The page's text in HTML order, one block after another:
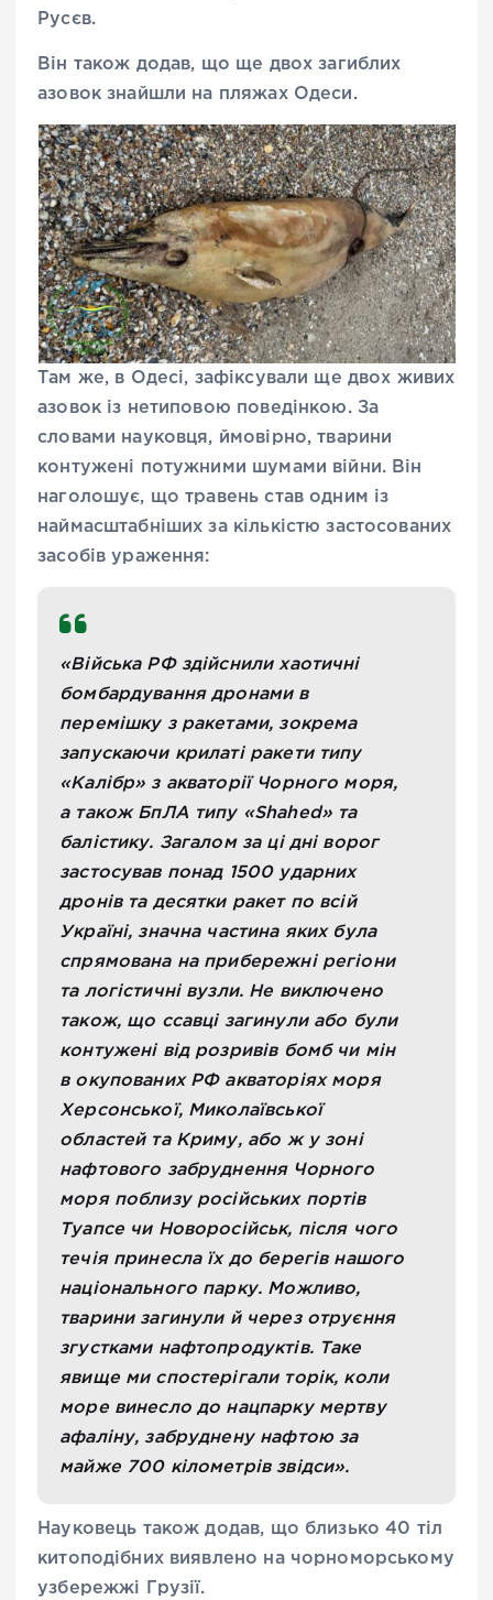
Русєв.
Він також додав, що ще двох загиблих
азовок знайшли на пляжах Одеси.
Там же, в Одесі, зафіксували ще двох живих
азовок із нетиповою поведінкою. За
словами науковця, ймовірно, тварини
контужені потужними шумами війни. Він
наголошує, що травень став одним із
наймасштабніших за кількістю застосованих
засобів ураження:
«Війська РФ здійснили хаотичні
бомбардування дронами в
перемішку з ракетами, зокрема
запускаючи крилаті ракети типу
«Калібр» з акваторії Чорного моря,
а також БпЛА типу «Shahed» та
балістику. Загалом за ці дні ворог
застосував понад 1500 ударних
дронів та десятки ракет по всій
Україні, значна частина яких була
спрямована на прибережні регіони
та логістичні вузли. Не виключено
також, що ссавці загинули або були
контужені від розривів бомб чи мін
в окупованих РФ акваторіях моря
Херсонської, Миколаївської
областей та Криму, або ж у зоні
нафтового забруднення Чорного
моря поблизу російських портів
Туапсе чи Новоросійськ, після чого
течія принесла їх до берегів нашого
національного парку. Можливо,
тварини загинули й через отруєння
згустками нафтопродуктів. Таке
явище ми спостерігали торік, коли
море винесло до нацпарку мертву
афаліну, забруднену нафтою за
майже 700 кілометрів звідси».
Науковець також додав, що близько 40 тіл
китоподібних виявлено на чорноморському
узбережжі Грузії.